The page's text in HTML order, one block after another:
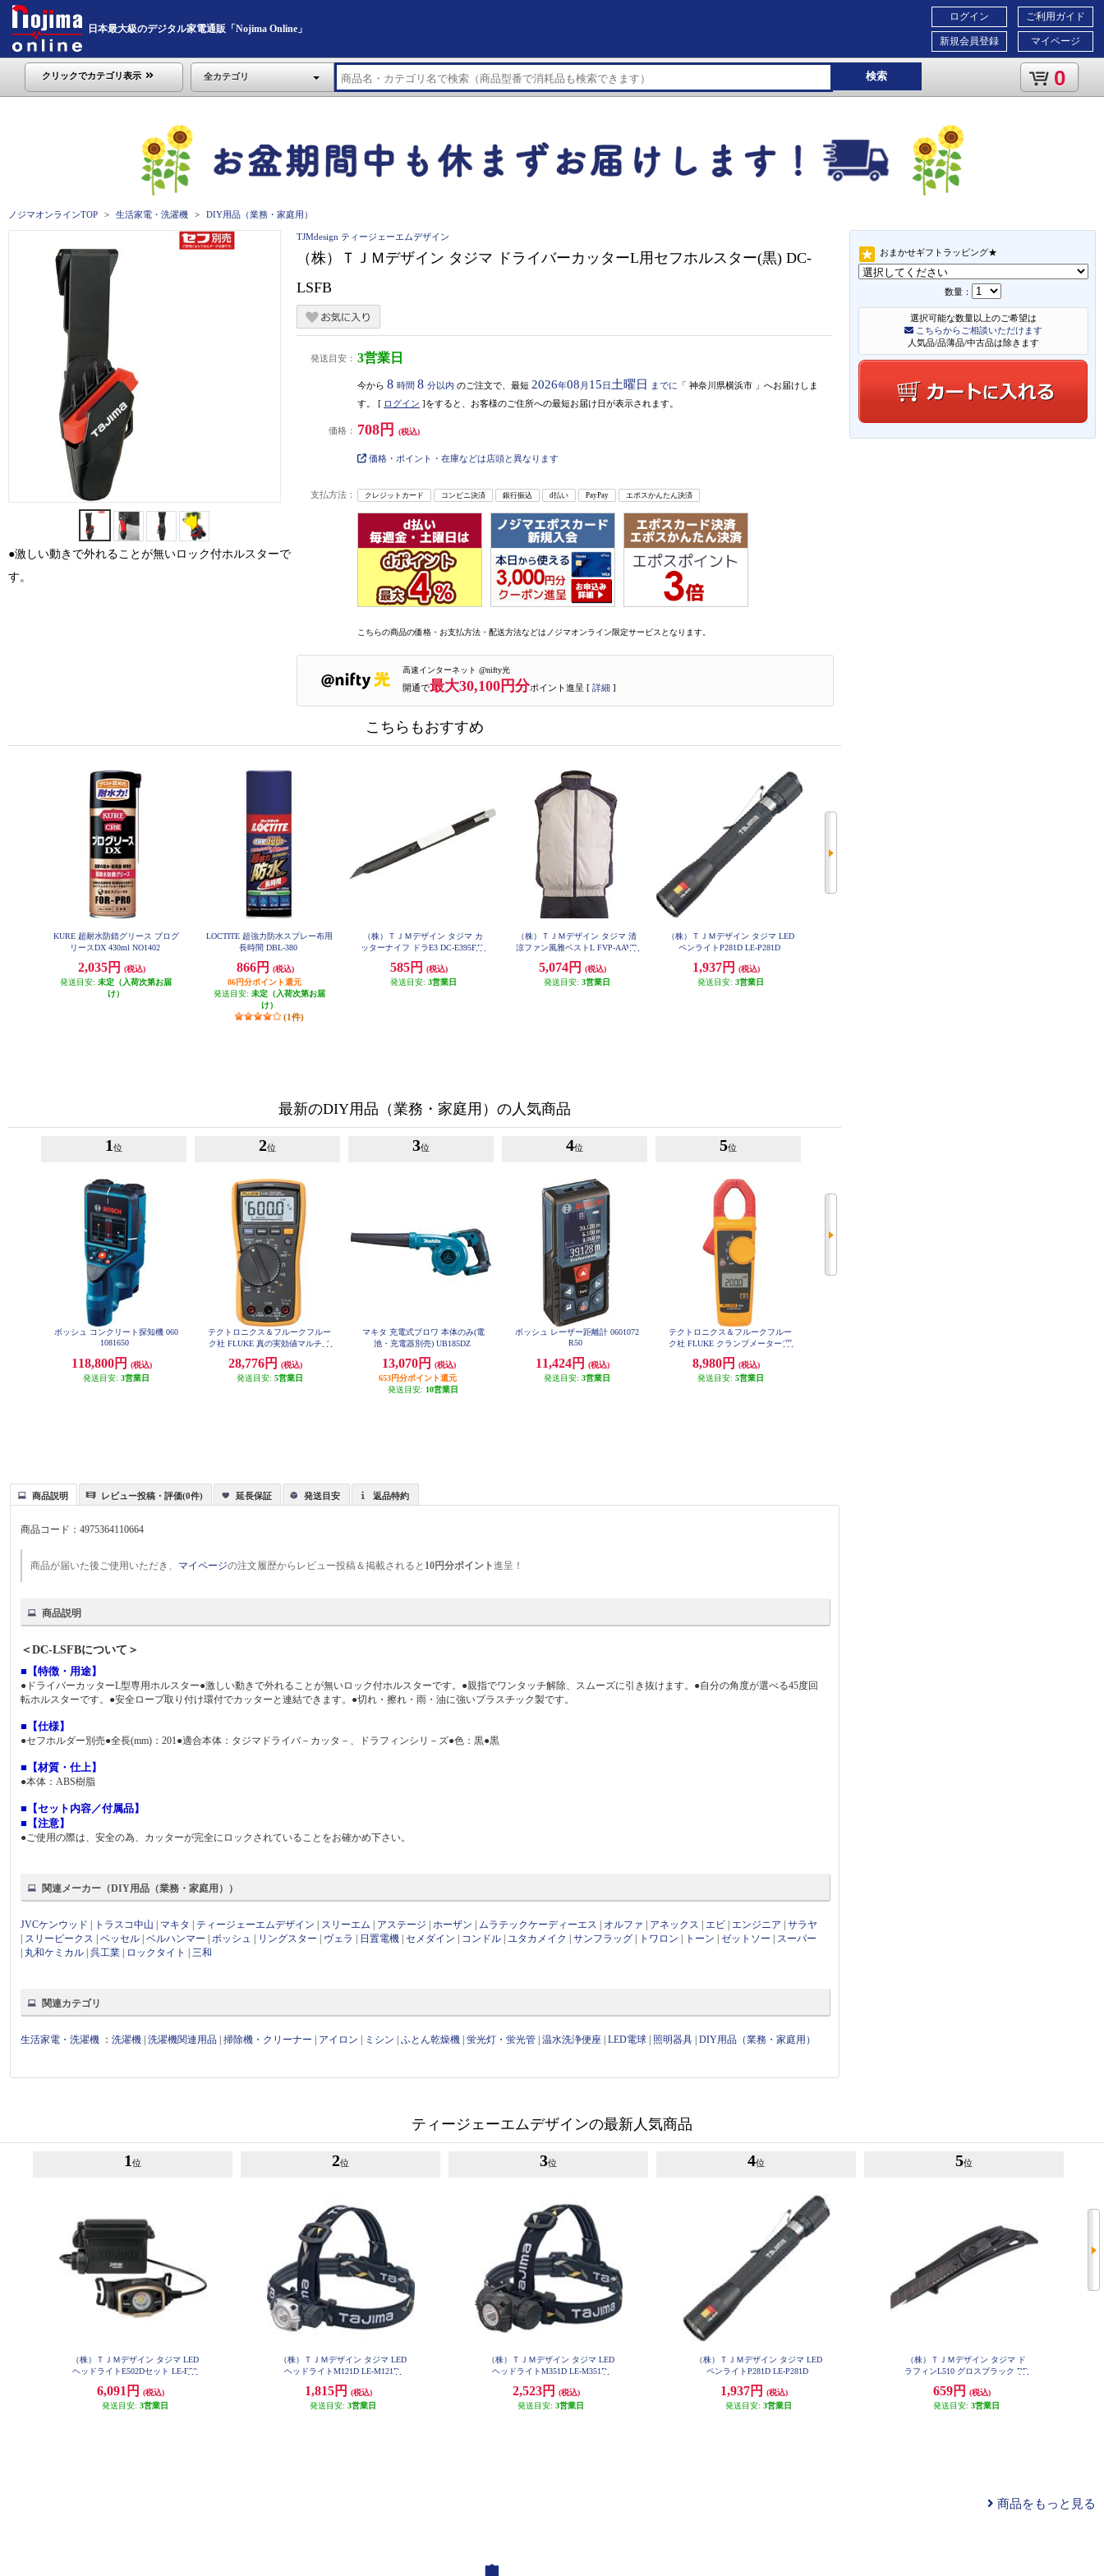
日本最大級のデジタル家電通販「Nojima Online」
ご利用ガイド
マイページ
ログイン
新規会員登録
クリックでカテゴリ表示 全カテゴリ 検索 0
ノジマオンラインTOP 生活家電・洗濯機 DIY用品（業務・家庭用）
おまかせギフトラッピング★
数量：
選択可能な数量以上のご希望は
こちらからご相談いただけます
人気品/品薄品/中古品は除きます
●激しい動きで外れることが無いロック付ホルスターで
す。
TJMdesign ティージェーエムデザイン
（株）ＴＪＭデザイン タジマ ドライバーカッターL用セフホルスター(黒) DC-
LSFB
発送目安： 3営業日
今から 8 時間 8 分以内 のご注文で、最短 2026年08 月 15日 土曜日 までに 「 神奈川県横浜市 」 へお届けしま
す。 [ ログイン ]をすると、お客様のご住所への最短お届け日が表示されます。
価格： 708円 (税込)
価格・ポイント・在庫などは店頭と異なります
支払方法： クレジットカード コンビニ決済 銀行振込 d払い PayPay エポスかんたん決済
こちらの商品の価格・お支払方法・配送方法などはノジマオンライン限定サービスとなります。
高速インターネット @nifty光
開通で最大30,100円分ポイント進呈 [ 詳細 ]
こちらもおすすめ
KURE 超耐水防錆グリース プログ
リースDX 430ml NO1402
2,035円
(税込)
発送目安: 未定（入荷次第お届
け）
LOCTITE 超強力防水スプレー布用
長時間 DBL-380
866円
(税込)
86円分ポイント還元
発送目安: 未定（入荷次第お届
け）
(1件)
（株）ＴＪＭデザイン タジマ カ
ッターナイフ ドラE3 DC-E395BK
585円
(税込)
発送目安: 3営業日
（株）ＴＪＭデザイン タジマ 清
涼ファン風雅ベストL FVP-AAVB
5,074円
(税込)
発送目安: 3営業日
（株）ＴＪＭデザイン タジマ LED
ペンライトP281D LE-P281D
1,937円
(税込)
発送目安: 3営業日
最新のDIY用品（業務・家庭用）の人気商品
1 位
ボッシュ コンクリート探知機 060
1081650
118,800円
(税込)
発送目安: 3営業日
2位
テクトロニクス＆フルークフルー
ク社 FLUKE 真の実効値マルチメ
28,776円
(税込)
発送目安: 5営業日
3位
マキタ 充電式ブロワ 本体のみ(電
池・充電器別売) UB185DZ
13,070円
(税込)
653円分ポイント還元
発送目安: 10営業日
4位
ボッシュ レーザー距離計 0601072
R50
11,424円
(税込)
発送目安: 3営業日
5位
テクトロニクス＆フルークフルー
ク社 FLUKE クランプメーター(平
8,980円
(税込)
発送目安: 5営業日
商品説明 レビュー投稿・評価(0件) 延長保証 発送目安 返品特約
商品コード：4975364110664
商品が届いた後ご使用いただき、 マイページの注文履歴からレビュー投稿＆掲載されると 10円分ポイント進呈！
商品説明
＜DC-LSFBについて＞
■【特徴・用途】
●ドライバーカッターL型専用ホルスター●激しい動きで外れることが無いロック付ホルスターです。●親指でワンタッチ解除、スムーズに引き抜けます。●自分の角度が選べる45度回
転ホルスターです。●安全ロープ取り付け環付でカッターと連結できます。●切れ・擦れ・雨・油に強いプラスチック製です。
■【仕様】
●セフホルダー別売●全長(mm)：201●適合本体：タジマドライバ－カッタ－、ドラフィンシリ－ズ●色：黒●黒
■【材質・仕上】
●本体：ABS樹脂
■【セット内容／付属品】
■【注意】
●ご使用の際は、安全の為、カッターが完全にロックされていることをお確かめ下さい。
関連メーカー（DIY用品（業務・家庭用））
JVCケンウッド トラスコ中山 マキタ ティージェーエムデザイン スリーエム アステージ |ホーザン |ムラテックケーディーエス オルファ アネックス エビ エンジニア |サラヤ
スリーピークス |ベッセル |ベルハンマー |ボッシュ リングスター ヴェラ 日置電機 |セメダイン コンドル |ユタカメイク |サンフラッグ トワロン トーン |ゼットソー
スーパー
丸和ケミカル |呉工業 ロックタイト |三和
関連カテゴリ
生活家電・洗濯機 ：洗濯機 |洗濯機関連用品 |掃除機・クリーナー アイロン ミシン |ふとん乾燥機 |蛍光灯・蛍光管 |温水洗浄便座 |LED電球 照明器具 |DIY用品（業務・家庭用）
ティージェーエムデザインの最新人気商品
1 位
（株）ＴＪＭデザイン タジマ LED
ヘッドライトE502Dセット LE-E50
6,091円
(税込)
発送目安: 3営業日
2位
（株）ＴＪＭデザイン タジマ LED
ヘッドライトM121D LE-M121D
1,815円
(税込)
発送目安: 3営業日
3位
（株）ＴＪＭデザイン タジマ LED
ヘッドライトM351D LE-M351D
2,523円
(税込)
発送目安: 3営業日
4位
（株）ＴＪＭデザイン タジマ LED
ペンライトP281D LE-P281D
1,937円
(税込)
発送目安: 3営業日
5位
（株）ＴＪＭデザイン タジマ ド
ラフィンL510 グロスブラック DF
659円
(税込)
発送目安: 3営業日
商品をもっと見る